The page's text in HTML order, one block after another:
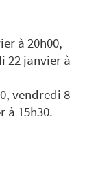
à 20h00,
22 janvier à
vendredi 8
à 15h30.